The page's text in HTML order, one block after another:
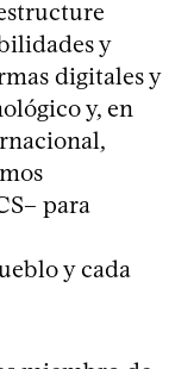
y
digitales y
y, en
para
y cada